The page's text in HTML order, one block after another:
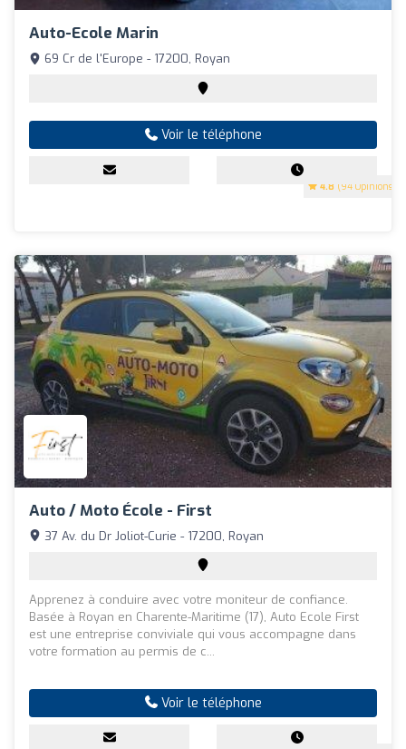
Auto-Ecole Marin
4.8 (94 Opinions)
69 Cr de l'Europe - 17200, Royan
Voir le téléphone
Auto / Moto École - First
37 Av. du Dr Joliot-Curie - 17200, Royan
Apprenez à conduire avec votre moniteur de confiance.
Basée à Royan en Charente-Maritime (17), Auto Ecole First
est une entreprise conviviale qui vous accompagne dans
votre formation au permis de c...
Voir le téléphone